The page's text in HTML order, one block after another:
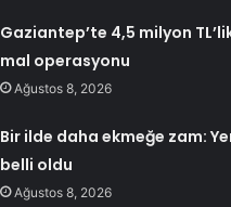
Gaziantep’te 4,5 milyon
mal operasyonu
Ağustos 8, 2026
Bir ilde daha ekmeğe zam:
belli oldu
Ağustos 8, 2026